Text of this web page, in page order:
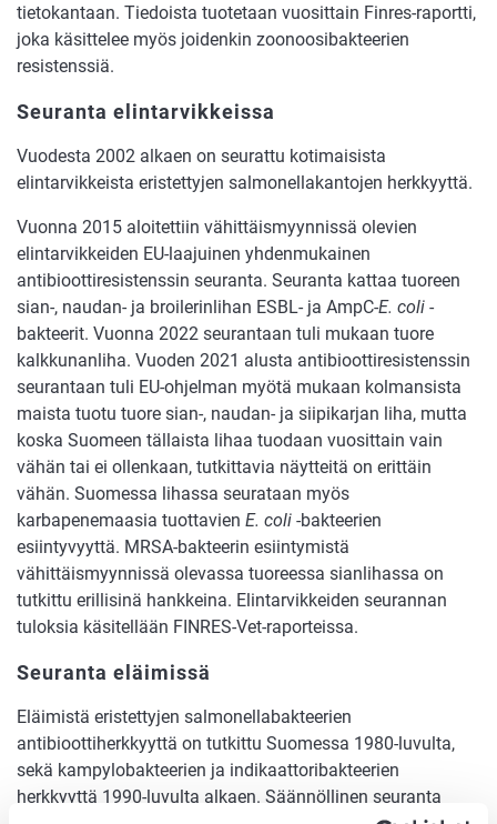
tietokantaan. Tiedoista tuotetaan vuosittain Finres-raportti,
joka käsittelee myös joidenkin zoonoosibakteerien
resistenssiä.
Seuranta elintarvikkeissa
Vuodesta 2002 alkaen on seurattu kotimaisista
elintarvikkeista eristettyjen salmonellakantojen herkkyyttä.
Vuonna 2015 aloitettiin vähittäismyynnissä olevien
elintarvikkeiden EU-laajuinen yhdenmukainen
antibioottiresistenssin seuranta. Seuranta kattaa tuoreen
sian-, naudan- ja broilerinlihan ESBL- ja AmpC-E. coli -
bakteerit. Vuonna 2022 seurantaan tuli mukaan tuore
kalkkunanliha. Vuoden 2021 alusta antibioottiresistenssin
seurantaan tuli EU-ohjelman myötä mukaan kolmansista
maista tuotu tuore sian-, naudan- ja siipikarjan liha, mutta
koska Suomeen tällaista lihaa tuodaan vuosittain vain
vähän tai ei ollenkaan, tutkittavia näytteitä on erittäin
vähän. Suomessa lihassa seurataan myös
karbapenemaasia tuottavien E. coli -bakteerien
esiintyvyyttä. MRSA-bakteerin esiintymistä
vähittäismyynnissä olevassa tuoreessa sianlihassa on
tutkittu erillisinä hankkeina. Elintarvikkeiden seurannan
tuloksia käsitellään FINRES-Vet-raporteissa.
Seuranta eläimissä
Eläimistä eristettyjen salmonellabakteerien
antibioottiherkkyyttä on tutkittu Suomessa 1980-luvulta,
sekä kampylobakteerien ja indikaattoribakteerien
herkkyyttä 1990-luvulta alkaen. Säännöllinen seuranta